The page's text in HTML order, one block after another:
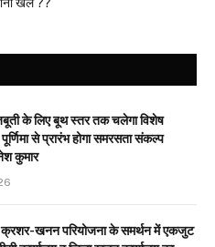
के लिए बूथ स्तर तक चलेगा विशेष
से प्रारंभ होगा समरसता संकल्प
कुमार
क्रशर-खनन परियोजना के समर्थन में एकजुट